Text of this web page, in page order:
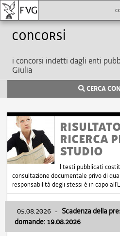
Concorsi
i concorsi indetti dagli enti
Giulia
CERCA
RICERCA
STUDIO
I testi pubblicati
consultazione documentale privo di
responsabilità degli stessi è in capo
05.08.2026 - Scadenza della
domande: 19.08.2026